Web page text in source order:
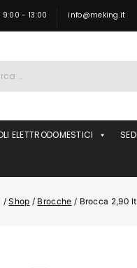
- 13:00 info@meking.it
ELETTRODOMESTICI
/ Shop / Brocche / Brocca 2,90